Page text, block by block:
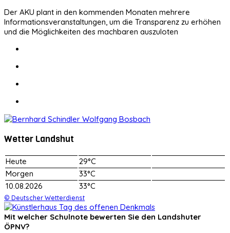
Der AKU plant in den kommenden Monaten mehrere
Informationsveranstaltungen, um die Transparenz zu erhöhen
und die Möglichkeiten des machbaren auszuloten
Wetter Landshut
Heute
29°C
Morgen
33°C
10.08.2026
33°C
© Deutscher Wetterdienst
Mit welcher Schulnote bewerten Sie den Landshuter
ÖPNV?